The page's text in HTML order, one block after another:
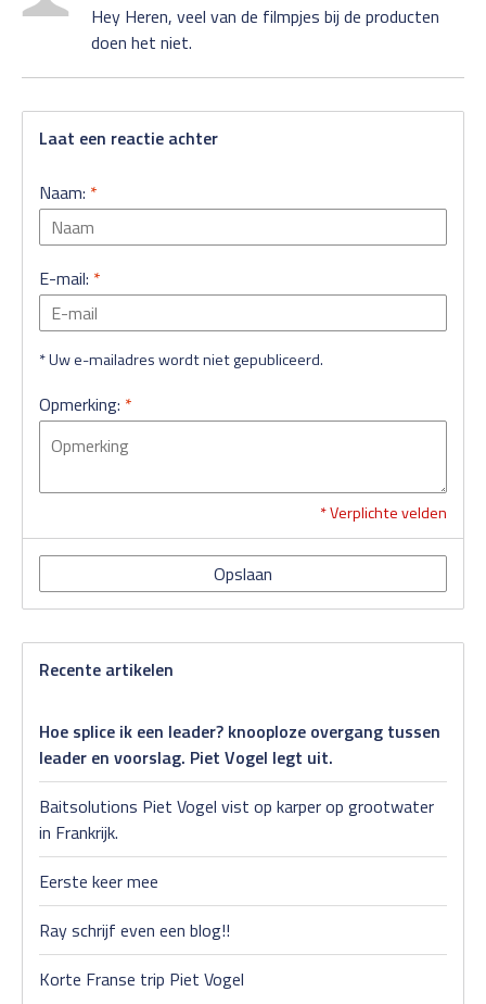
Hey Heren, veel van de filmpjes bij de producten
doen het niet.
Laat een reactie achter
Naam: *
E-mail: *
* Uw e-mailadres wordt niet gepubliceerd.
Opmerking: *
* Verplichte velden
Opslaan
Recente artikelen
Hoe splice ik een leader? knooploze overgang tussen
leader en voorslag. Piet Vogel legt uit.
Baitsolutions Piet Vogel vist op karper op grootwater
in Frankrijk.
Eerste keer mee
Ray schrijf even een blog!!
Korte Franse trip Piet Vogel